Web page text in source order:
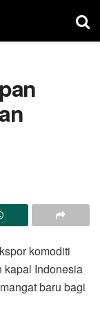
komoditi
kapal Indonesia
baru bagi